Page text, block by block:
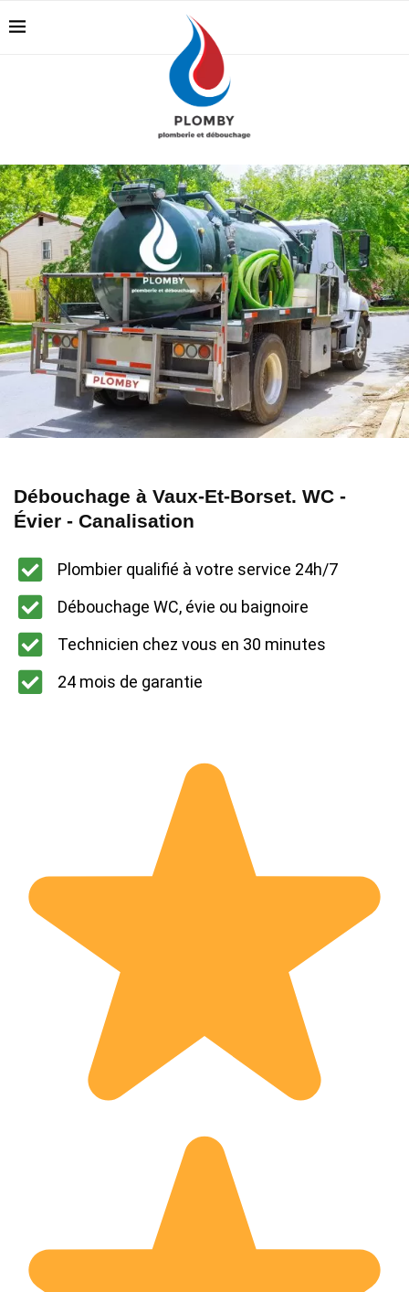
Débouchage à Vaux-Et-Borset. WC -
Évier - Canalisation
Plombier qualifié à votre service 24h/7
Débouchage WC, évie ou baignoire
Technicien chez vous en 30 minutes
24 mois de garantie